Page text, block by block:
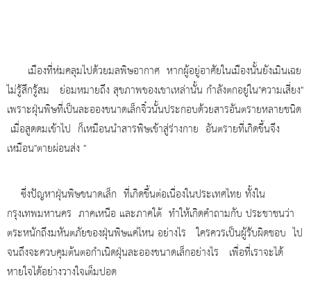
เมืองที่ห่มคลุมไปด้วยมลพิษอากาศ หากผู้อยู่อาศัยในเมืองนั้นยังเมินเฉย
ไม่รู้สึกรู้สม ย่อมหมายถึง สุขภาพของเขาเหล่านั้น กำลังตกอยู่ใน"ความเสี่ยง"
เพราะฝุ่นพิษที่เป็นละอองขนาดเล็กจิ๋วนั้นประกอบด้วยสารอันตรายหลายชนิด
เมื่อสูดดมเข้าไป ก็เหมือนนำสารพิษเข้าสู่ร่างกาย อันตรายที่เกิดขึ้นจึง
เหมือน"ตายผ่อนส่ง "
ซึ่งปัญหาฝุ่นพิษขนาดเล็ก ที่เกิดขึ้นต่อเนื่องในประเทศไทย ทั้งใน
กรุงเทพมหานคร ภาคเหนือ และภาคใต้ ทำให้เกิดคำถามกับ ประชาชนว่า
ตระหนักถึงมหันตภัยของฝุ่นพิษแค่ไหน อย่างไร ใครควรเป็นผู้รับผิดชอบ ไป
จนถึงจะควบคุมต้นตอกำเนิดฝุ่นละอองขนาดเล็กอย่างไร เพื่อที่เราจะได้
หายใจได้อย่างวางใจเต็มปอด